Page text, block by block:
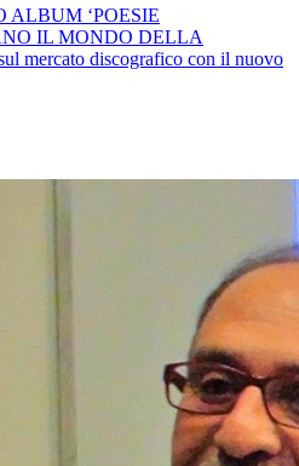
‘POESIE
IL MONDO DELLA
mercato discografico con il nuovo